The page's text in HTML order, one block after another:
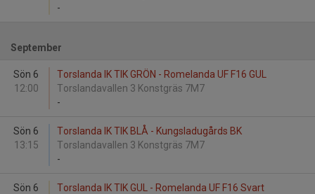
-
September
Sön 6
12:00
Torslanda IK TIK GRÖN - Romelanda UF F16 GUL
Torslandavallen 3 Konstgräs 7M7
-
Sön 6
13:15
Torslanda IK TIK BLÅ - Kungsladugårds BK
Torslandavallen 3 Konstgräs 7M7
-
Sön 6
Torslanda IK TIK GUL - Romelanda UF F16 Svart